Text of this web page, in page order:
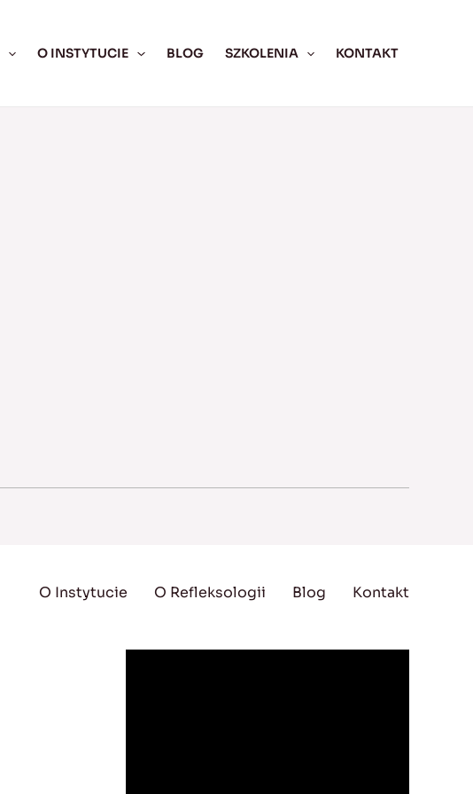
O INSTYTUCIE BLOG SZKOLENIA KONTAKT
O Instytucie O Refleksologii Blog Kontakt